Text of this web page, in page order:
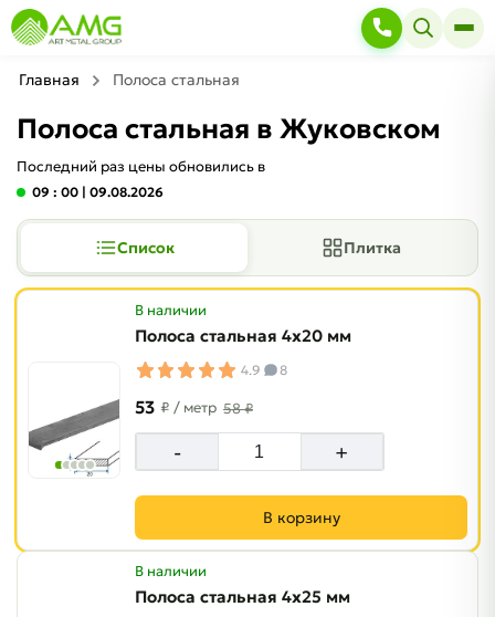
Главная Полоса стальная
Полоса стальная в Жуковском
Последний раз цены обновились в
09 : 00 | 09.08.2026
Список Плитка
В наличии
Полоса стальная 4х20 мм
4.9 8
53 ₽ / метр 58 ₽
- +
В корзину
В наличии
Полоса стальная 4х25 мм